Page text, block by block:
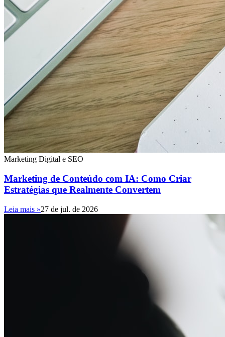
Marketing Digital e SEO
Marketing de Conteúdo com IA: Como Criar
Estratégias que Realmente Convertem
Leia mais »27 de jul. de 2026